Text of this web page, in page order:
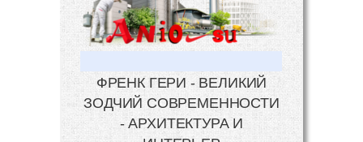
ФРЕНК ГЕРИ - ВЕЛИКИЙ
ЗОДЧИЙ СОВРЕМЕННОСТИ
- АРХИТЕКТУРА И